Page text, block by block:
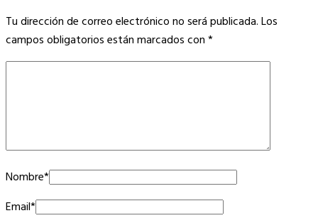
Tu dirección de correo electrónico no será publicada.Los
campos obligatorios están marcados con*
Nombre*
Email*